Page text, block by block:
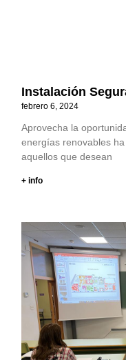
Instalación
febrero 6, 2024
Aprovecha la
energías renovables
aquellos que desean
+ info